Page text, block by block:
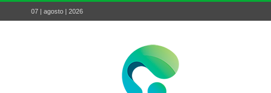
07 | agosto | 2026